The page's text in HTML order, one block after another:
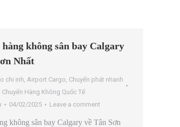
không sân bay Calgary
Nhất
chi inh, Airport Cargo, Chuyển phát nhanh
Chuyển Hàng Không Quốc Tế
04/02/2025 Leave a comment
không sân bay Calgary về Tân Sơn